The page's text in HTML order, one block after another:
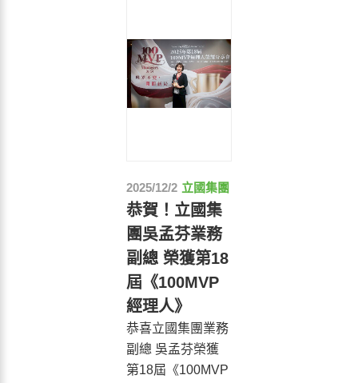
2025/12/2 立國集團
恭賀！立國集
團吳孟芬業務
副總 榮獲第18
屆《100MVP
經理人》
恭喜立國集團業務
副總 吳孟芬榮獲
第18屆《100MVP